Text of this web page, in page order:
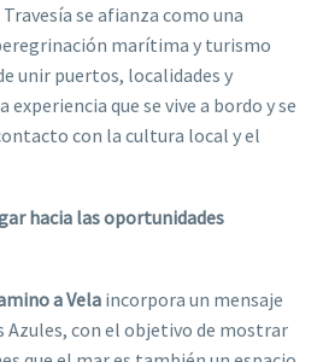
se afianza como una
marítima y turismo
unir puertos, localidades y
experiencia que se vive a bordo y se
con la cultura local y el
hacia las oportunidades
a Vela incorpora un mensaje
Azules, con el objetivo de mostrar